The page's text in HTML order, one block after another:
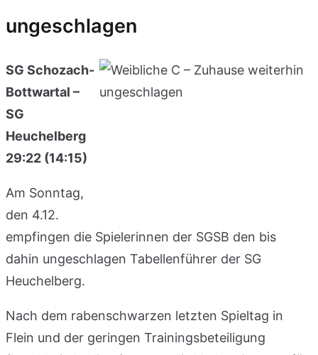
ungeschlagen
SG Schozach-
Bottwartal –
SG
Heuchelberg
29:22 (14:15)
Am Sonntag,
den 4.12.
empfingen die Spielerinnen der SGSB den bis
dahin ungeschlagen Tabellenführer der SG
Heuchelberg.
Nach dem rabenschwarzen letzten Spieltag in
Flein und der geringen Trainingsbeteiligung